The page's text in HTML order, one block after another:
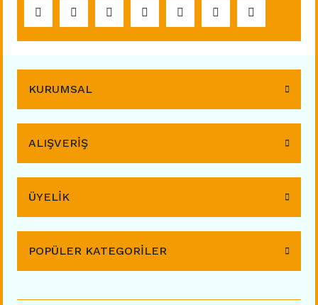
KURUMSAL
ALIŞVERİŞ
ÜYELİK
POPÜLER KATEGORİLER